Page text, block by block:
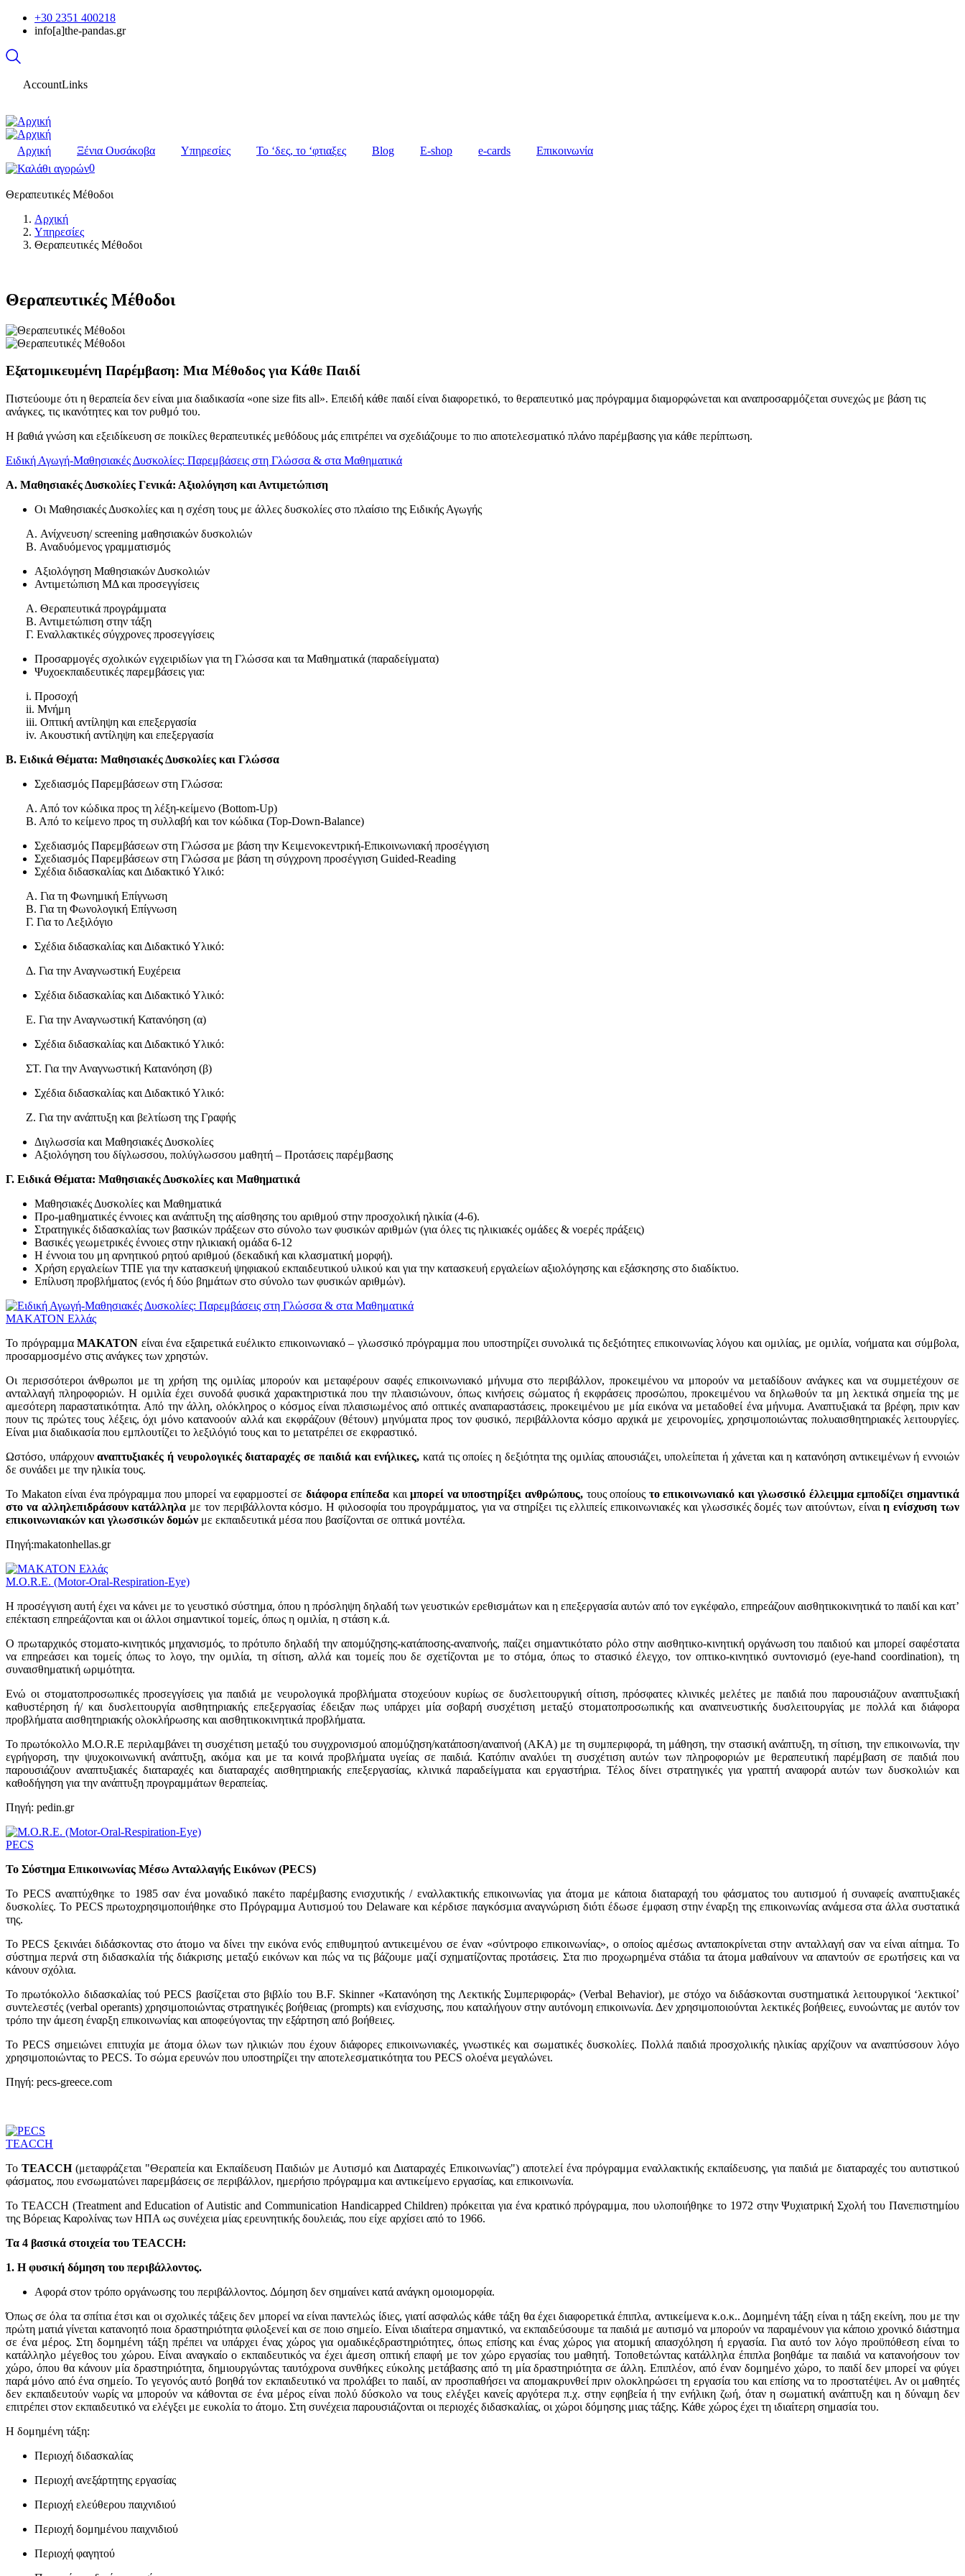
Παράκαμψη
προς
κυρίως
+30 2351 400218
info[a]the-pandas.gr
AccountLinks
Αρχική Ξένια Ουσάκοβα Υπηρεσίες Το ‘δες, το ‘φτιαξες Blog E-shop e-cards
Επικοινωνία
0
Θεραπευτικές Μέθοδοι
Αρχική
Υπηρεσίες
Θεραπευτικές Μέθοδοι
Θεραπευτικές Μέθοδοι
Εξατομικευμένη Παρέμβαση: Μια Μέθοδος για Κάθε Παιδί
Πιστεύουμε ότι η θεραπεία δεν είναι μια διαδικασία «one size fits all». Επειδή κάθε παιδί είναι διαφορετικό, το θεραπευτικό μας πρόγραμμα διαμορφώνεται και αναπροσαρμόζεται συνεχώς με βάση τις
ανάγκες, τις ικανότητες και τον ρυθμό του.
Η βαθιά γνώση και εξειδίκευση σε ποικίλες θεραπευτικές μεθόδους μάς επιτρέπει να σχεδιάζουμε το πιο αποτελεσματικό πλάνο παρέμβασης για κάθε περίπτωση.
Ειδική Αγωγή-Μαθησιακές Δυσκολίες: Παρεμβάσεις στη Γλώσσα & στα Μαθηματικά
Α. Μαθησιακές Δυσκολίες Γενικά: Αξιολόγηση και Αντιμετώπιση
Οι Μαθησιακές Δυσκολίες και η σχέση τους με άλλες δυσκολίες στο πλαίσιο της Ειδικής Αγωγής
A. Ανίχνευση/ screening μαθησιακών δυσκολιών
B. Αναδυόμενος γραμματισμός
Αξιολόγηση Μαθησιακών Δυσκολιών
Αντιμετώπιση ΜΔ και προσεγγίσεις
Α. Θεραπευτικά προγράμματα
Β. Αντιμετώπιση στην τάξη
Γ. Εναλλακτικές σύγχρονες προσεγγίσεις
Προσαρμογές σχολικών εγχειριδίων για τη Γλώσσα και τα Μαθηματικά (παραδείγματα)
Ψυχοεκπαιδευτικές παρεμβάσεις για:
i. Προσοχή
ii. Μνήμη
iii. Οπτική αντίληψη και επεξεργασία
iv. Ακουστική αντίληψη και επεξεργασία
Β. Ειδικά Θέματα: Μαθησιακές Δυσκολίες και Γλώσσα
Σχεδιασμός Παρεμβάσεων στη Γλώσσα:
Α. Από τον κώδικα προς τη λέξη-κείμενο (Bottom-Up)
Β. Από το κείμενο προς τη συλλαβή και τον κώδικα (Top-Down-Balance)
Σχεδιασμός Παρεμβάσεων στη Γλώσσα με βάση την Κειμενοκεντρική-Επικοινωνιακή προσέγγιση
Σχεδιασμός Παρεμβάσεων στη Γλώσσα με βάση τη σύγχρονη προσέγγιση Guided-Reading
Σχέδια διδασκαλίας και Διδακτικό Υλικό:
Α. Για τη Φωνημική Επίγνωση
Β. Για τη Φωνολογική Επίγνωση
Γ. Για το Λεξιλόγιο
Σχέδια διδασκαλίας και Διδακτικό Υλικό:
Δ. Για την Αναγνωστική Ευχέρεια
Σχέδια διδασκαλίας και Διδακτικό Υλικό:
Ε. Για την Αναγνωστική Κατανόηση (α)
Σχέδια διδασκαλίας και Διδακτικό Υλικό:
ΣΤ. Για την Αναγνωστική Κατανόηση (β)
Σχέδια διδασκαλίας και Διδακτικό Υλικό:
Ζ. Για την ανάπτυξη και βελτίωση της Γραφής
Διγλωσσία και Μαθησιακές Δυσκολίες
Αξιολόγηση του δίγλωσσου, πολύγλωσσου μαθητή – Προτάσεις παρέμβασης
Γ. Ειδικά Θέματα: Μαθησιακές Δυσκολίες και Μαθηματικά
Μαθησιακές Δυσκολίες και Μαθηματικά
Προ-μαθηματικές έννοιες και ανάπτυξη της αίσθησης του αριθμού στην προσχολική ηλικία (4-6).
Στρατηγικές διδασκαλίας των βασικών πράξεων στο σύνολο των φυσικών αριθμών (για όλες τις ηλικιακές ομάδες & νοερές πράξεις)
Βασικές γεωμετρικές έννοιες στην ηλικιακή ομάδα 6-12
Η έννοια του μη αρνητικού ρητού αριθμού (δεκαδική και κλασματική μορφή).
Χρήση εργαλείων ΤΠΕ για την κατασκευή ψηφιακού εκπαιδευτικού υλικού και για την κατασκευή εργαλείων αξιολόγησης και εξάσκησης στο διαδίκτυο.
Επίλυση προβλήματος (ενός ή δύο βημάτων στο σύνολο των φυσικών αριθμών).
MAKATON Ελλάς
Το πρόγραμμαMAKATON είναι ένα εξαιρετικά ευέλικτο επικοινωνιακό – γλωσσικό πρόγραμμα που υποστηρίζει συνολικά τις δεξιότητες επικοινωνίας λόγου και ομιλίας, με ομιλία, νοήματα και σύμβολα,
προσαρμοσμένο στις ανάγκες των χρηστών.
Οι περισσότεροι άνθρωποι με τη χρήση της ομιλίας μπορούν και μεταφέρουν σαφές επικοινωνιακό μήνυμα στο περιβάλλον, προκειμένου να μπορούν να μεταδίδουν ανάγκες και να συμμετέχουν σε
ανταλλαγή πληροφοριών. Η ομιλία έχει συνοδά φυσικά χαρακτηριστικά που την πλαισιώνουν, όπως κινήσεις σώματος ή εκφράσεις προσώπου, προκειμένου να δηλωθούν τα μη λεκτικά σημεία της με
αμεσότερη παραστατικότητα. Από την άλλη, ολόκληρος ο κόσμος είναι πλαισιωμένος από οπτικές αναπαραστάσεις, προκειμένου με μία εικόνα να μεταδοθεί ένα μήνυμα. Αναπτυξιακά τα βρέφη, πριν καν
πουν τις πρώτες τους λέξεις, όχι μόνο κατανοούν αλλά και εκφράζουν (θέτουν) μηνύματα προς τον φυσικό, περιβάλλοντα κόσμο αρχικά με χειρονομίες, χρησιμοποιώντας πολυαισθητηριακές λειτουργίες.
Είναι μια διαδικασία που εμπλουτίζει το λεξιλόγιό τους και το μετατρέπει σε εκφραστικό.
Ωστόσο, υπάρχουναναπτυξιακές ή νευρολογικές διαταραχές σε παιδιά και ενήλικες, κατά τις οποίες η δεξιότητα της ομιλίας απουσιάζει, υπολείπεται ή χάνεται και η κατανόηση αντικειμένων ή εννοιών
δε συνάδει με την ηλικία τους.
Το Makaton είναι ένα πρόγραμμα που μπορεί να εφαρμοστεί σε διάφορα επίπεδα καιμπορεί να υποστηρίξει ανθρώπους,τους οποίους το επικοινωνιακό και γλωσσικό έλλειμμα εμποδίζει σημαντικά
στο να αλληλεπιδράσουν κατάλληλα με τον περιβάλλοντα κόσμο. Η φιλοσοφία του προγράμματος, για να στηρίξει τις ελλιπείς επικοινωνιακές και γλωσσικές δομές των αιτούντων, είναιη ενίσχυση των
επικοινωνιακών και γλωσσικών δομών με εκπαιδευτικά μέσα που βασίζονται σε οπτικά μοντέλα.
Πηγή:makatonhellas.gr
M.O.R.E. (Motor-Oral-Respiration-Eye)
Η προσέγγιση αυτή έχει να κάνει με το γευστικό σύστημα, όπου η πρόσληψη δηλαδή των γευστικών ερεθισμάτων και η επεξεργασία αυτών από τον εγκέφαλο, επηρεάζουν αισθητικοκινητικά το παιδί και κατ’
επέκταση επηρεάζονται και οι άλλοι σημαντικοί τομείς, όπως η ομιλία, η στάση κ.ά.
Ο πρωταρχικός στοματο-κινητικός μηχανισμός, το πρότυπο δηλαδή την απομύζησης-κατάποσης-αναπνοής, παίζει σημαντικότατο ρόλο στην αισθητικο-κινητική οργάνωση του παιδιού και μπορεί σαφέστατα
να επηρεάσει και τομείς όπως το λογο, την ομιλία, τη σίτιση, αλλά και τομείς που δε σχετίζονται με το στόμα, όπως το στασικό έλεγχο, τον οπτικο-κινητικό συντονισμό (eye-hand coordination), τη
συναισθηματική ωριμότητα.
Ενώ οι στοματοπροσωπικές προσεγγίσεις για παιδιά με νευρολογικά προβλήματα στοχεύουν κυρίως σε δυσλειτουργική σίτιση, πρόσφατες κλινικές μελέτες με παιδιά που παρουσιάζουν αναπτυξιακή
καθυστέρηση ή/ και δυσλειτουργία αισθητηριακής επεξεργασίας έδειξαν πως υπάρχει μία σοβαρή συσχέτιση μεταξύ στοματοπροσωπικής και αναπνευστικής δυσλειτουργίας με πολλά και διάφορα
προβλήματα αισθητηριακής ολοκλήρωσης και αισθητικοκινητικά προβλήματα.
Το πρωτόκολλο M.O.R.E περιλαμβάνει τη συσχέτιση μεταξύ του συγχρονισμού απομύζηση/κατάποση/αναπνοή (ΑΚΑ) με τη συμπεριφορά, τη μάθηση, την στασική ανάπτυξη, τη σίτιση, την επικοινωνία, την
εγρήγορση, την ψυχοκοινωνική ανάπτυξη, ακόμα και με τα κοινά προβλήματα υγείας σε παιδιά. Κατόπιν αναλύει τη συσχέτιση αυτών των πληροφοριών με θεραπευτική παρέμβαση σε παιδιά που
παρουσιάζουν αναπτυξιακές διαταραχές και διαταραχές αισθητηριακής επεξεργασίας, κλινικά παραδείγματα και εργαστήρια. Τέλος δίνει στρατηγικές για γραπτή αναφορά αυτών των δυσκολιών και
καθοδήγηση για την ανάπτυξη προγραμμάτων θεραπείας.
Πηγή: pedin.gr
PECS
To Σύστημα Επικοινωνίας Μέσω Ανταλλαγής Εικόνων (PECS)
To PECS αναπτύχθηκε το 1985 σαν ένα μοναδικό πακέτο παρέμβασης ενισχυτικής / εναλλακτικής επικοινωνίας για άτομα με κάποια διαταραχή του φάσματος του αυτισμού ή συναφείς αναπτυξιακές
δυσκολίες. Το PECS πρωτοχρησιμοποιήθηκε στο Πρόγραμμα Αυτισμού του Delaware και κέρδισε παγκόσμια αναγνώριση διότι έδωσε έμφαση στην έναρξη της επικοινωνίας ανάμεσα στα άλλα συστατικά
της.
Το PECS ξεκινάει διδάσκοντας στο άτομο να δίνει την εικόνα ενός επιθυμητού αντικειμένου σε έναν «σύντροφο επικοινωνίας», ο οποίος αμέσως ανταποκρίνεται στην ανταλλαγή σαν να είναι αίτημα. Το
σύστημα περνά στη διδασκαλία τής διάκρισης μεταξύ εικόνων και πώς να τις βάζουμε μαζί σχηματίζοντας προτάσεις. Στα πιο προχωρημένα στάδια τα άτομα μαθαίνουν να απαντούν σε ερωτήσεις και να
κάνουν σχόλια.
Το πρωτόκολλο διδασκαλίας τού PECS βασίζεται στο βιβλίο του B.F. Skinner «Κατανόηση της Λεκτικής Συμπεριφοράς» (Verbal Behavior), με στόχο να διδάσκονται συστηματικά λειτουργικοί ‘λεκτικοί’
συντελεστές (verbal operants) χρησιμοποιώντας στρατηγικές βοήθειας (prompts) και ενίσχυσης, που καταλήγουν στην αυτόνομη επικοινωνία. Δεν χρησιμοποιούνται λεκτικές βοήθειες, ευνοώντας με αυτόν τον
τρόπο την άμεση έναρξη επικοινωνίας και αποφεύγοντας την εξάρτηση από βοήθειες.
Το PECS σημειώνει επιτυχία με άτομα όλων των ηλικιών που έχουν διάφορες επικοινωνιακές, γνωστικές και σωματικές δυσκολίες. Πολλά παιδιά προσχολικής ηλικίας αρχίζουν να αναπτύσσουν λόγο
χρησιμοποιώντας το PECS. To σώμα ερευνών που υποστηρίζει την αποτελεσματικότητα του PECS ολοένα μεγαλώνει.
Πηγή: pecs-greece.com
TEACCH
ΤοTEACCH(μεταφράζεται "Θεραπεία και Εκπαίδευση Παιδιών με Αυτισμό και Διαταραχές Επικοινωνίας") αποτελεί ένα πρόγραμμα εναλλακτικής εκπαίδευσης, για παιδιά με διαταραχές του αυτιστικού
φάσματος, που ενσωματώνει παρεμβάσεις σε περιβάλλον, ημερήσιο πρόγραμμα και αντικείμενο εργασίας, και επικοινωνία.
Το TEACCH (Treatment and Εducation of Autistic and Communication Handicapped Children) πρόκειται για ένα κρατικό πρόγραμμα, που υλοποιήθηκε το 1972 στην Ψυχιατρική Σχολή του Πανεπιστημίου
της Βόρειας Καρολίνας των ΗΠΑ ως συνέχεια μίας ερευνητικής δουλειάς, που είχε αρχίσει από το 1966.
Τα 4 βασικά στοιχεία του TEACCH:
1. Η φυσική δόμηση του περιβάλλοντος.
Αφορά στον τρόπο οργάνωσης του περιβάλλοντος. Δόμηση δεν σημαίνει κατά ανάγκη ομοιομορφία.
Όπως σε όλα τα σπίτια έτσι και οι σχολικές τάξεις δεν μπορεί να είναι παντελώς ίδιες, γιατί ασφαλώς κάθε τάξη θα έχει διαφορετικά έπιπλα, αντικείμενα κ.ο.κ.. Δομημένη τάξη είναι η τάξη εκείνη, που με την
πρώτη ματιά γίνεται κατανοητό ποια δραστηριότητα φιλοξενεί και σε ποιο σημείο. Είναι ιδιαίτερα σημαντικό, να εκπαιδεύσουμε τα παιδιά με αυτισμό να μπορούν να παραμένουν για κάποιο χρονικό διάστημα
σε ένα μέρος. Στη δομημένη τάξη πρέπει να υπάρχει ένας χώρος για ομαδικέςδραστηριότητες, όπως επίσης και ένας χώρος για ατομική απασχόληση ή εργασία. Για αυτό τον λόγο προϋπόθεση είναι το
κατάλληλο μέγεθος του χώρου. Είναι αναγκαίο ο εκπαιδευτικός να έχει άμεση οπτική επαφή με τον χώρο εργασίας του μαθητή. Τοποθετώντας κατάλληλα έπιπλα βοηθάμε τα παιδιά να κατανοήσουν τον
χώρο, όπου θα κάνουν μία δραστηριότητα, δημιουργώντας ταυτόχρονα συνθήκες εύκολης μετάβασης από τη μία δραστηριότητα σε άλλη. Επιπλέον, από έναν δομημένο χώρο, το παιδί δεν μπορεί να φύγει
παρά μόνο από ένα σημείο. Το γεγονός αυτό βοηθά τον εκπαιδευτικό να προλάβει το παιδί, αν προσπαθήσει να απομακρυνθεί πριν ολοκληρώσει τη εργασία του και επίσης να το προστατέψει. Αν οι μαθητές
δεν εκπαιδευτούν νωρίς να μπορούν να κάθονται σε ένα μέρος είναι πολύ δύσκολο να τους ελέγξει κανείς αργότερα π.χ. στην εφηβεία ή την ενήλικη ζωή, όταν η σωματική ανάπτυξη και η δύναμη δεν
επιτρέπει στον εκπαιδευτικό να ελέγξει με ευκολία το άτομο. Στη συνέχεια παρουσιάζονται οι περιοχές διδασκαλίας, οι χώροι δόμησης μιας τάξης. Κάθε χώρος έχει τη ιδιαίτερη σημασία του.
Η δομημένη τάξη:
Περιοχή διδασκαλίας
Περιοχή ανεξάρτητης εργασίας
Περιοχή ελεύθερου παιχνιδιού
Περιοχή δομημένου παιχνιδιού
Περιοχή φαγητού